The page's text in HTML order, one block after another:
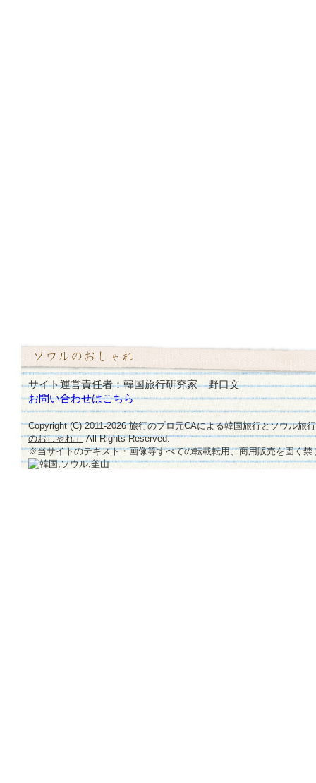
サイト運営責任者：韓国旅行研究家 野口文
お問い合わせはこちら
Copyright (C) 2011-2026旅行のプロ元CAによる韓国旅行とソウル旅
のおしゃれ」All Rights Reserved.
※当サイトのテキスト・画像等すべての転載転用、商用販売を固く禁